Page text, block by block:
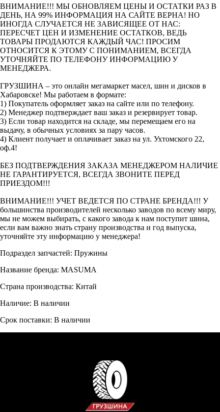
ВНИМАНИЕ!!! МЫ ОБНОВЛЯЕМ ЦЕНЫ И ОСТАТКИ РАЗ В
ДЕНЬ, НА 99% ИНФОРМАЦИЯ НА САЙТЕ ВЕРНА! НО
ИНОГДА СЛУЧАЕТСЯ НЕ ЗАВИСЯЩЕЕ ОТ НАС:
ПЕРЕСЧЕТ ЦЕН И ИЗМЕНЕНИЕ ОСТАТКОВ, ВЕДЬ
ТОВАРЫ ПРОДАЮТСЯ КАЖДЫЙ ЧАС! ПРОСИМ
ОТНОСИТСЯ К ЭТОМУ С ПОНИМАНИЕМ, ВСЕГДА
УТОЧНЯЙТЕ ПО ТЕЛЕФОНУ ИНФОРМАЦИЮ У
МЕНЕДЖЕРА.
ГРУЗШИНА – это онлайн мегамаркет масел, шин и дисков в
Хабаровске! Мы работаем в формате:
1) Покупатель оформляет заказ на сайте или по телефону.
2) Менеджер подтверждает ваш заказ и резервирует товар.
3) Если товар находится на складе, мы перемещаем его на
выдачу, в обычных условиях за пару часов.
4) Клиент получает и оплачивает заказ на ул. Ухтомского 22,
оф.4!
БЕЗ ПОДТВЕРЖДЕНИЯ ЗАКАЗА МЕНЕДЖЕРОМ НАЛИЧИЕ
НЕ ГАРАНТИРУЕТСЯ, ВСЕГДА ЗВОНИТЕ ПЕРЕД
ПРИЕЗДОМ!!!
ВНИМАНИЕ!!! УЧЕТ ВЕДЕТСЯ ПО СТРАНЕ БРЕНДА!!! У
большинства производителей несколько заводов по всему миру,
мы не можем выбирать, с какого завода к нам поступит шина,
если вам важно знать страну производства и год выпуска,
уточняйте эту информацию у менеджера!
Подраздел запчастей: Пружины
Название бренда: MASUMA
Страна производства: Китай
Наличие: В наличии
Срок поставки: В наличии